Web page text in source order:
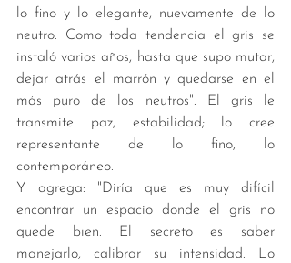
lo fino y lo elegante, nuevamente de lo
neutro. Como toda tendencia el gris se
instaló varios años, hasta que supo mutar,
dejar atrás el marrón y quedarse en el
más puro de los neutros". El gris le
transmite paz, estabilidad; lo cree
representante de lo fino, lo
contemporáneo.
Y agrega: "Diría que es muy difícil
encontrar un espacio donde el gris no
quede bien. El secreto es saber
manejarlo, calibrar su intensidad. Lo